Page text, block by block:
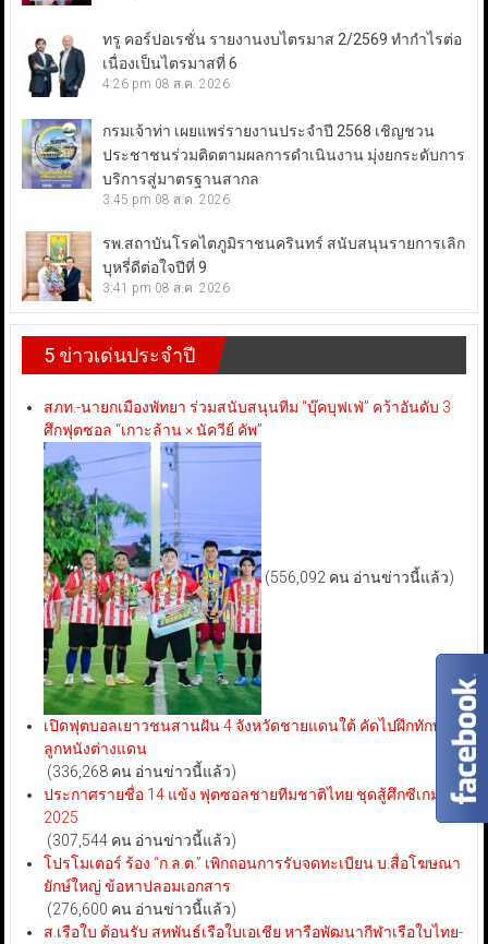
ทรู คอร์ปอเรชั่น รายงานงบไตรมาส 2/2569 ทำกำไรต่อ
เนื่องเป็นไตรมาสที่ 6
4:26 pm 08 ส.ค. 2026
กรมเจ้าท่า เผยแพร่รายงานประจำปี 2568 เชิญชวน
ประชาชนร่วมติดตามผลการดำเนินงาน มุ่งยกระดับการ
บริการสู่มาตรฐานสากล
3:45 pm 08 ส.ค. 2026
รพ.สถาบันโรคไตภูมิราชนครินทร์ สนับสนุนรายการเลิก
บุหรี่ดีต่อใจปีที่ 9
3:41 pm 08 ส.ค. 2026
5 ข่าวเด่นประจำปี
สภท.-นายกเมืองพัทยา ร่วมสนับสนุนทีม “บุ๊คบุฟเฟ่” คว้าอันดับ 3
ศึกฟุตซอล “เกาะล้าน × นัควีย์ คัพ”
(556,092 คน อ่านข่าวนี้แล้ว)
เปิดฟุตบอลเยาวชนสานฝัน 4 จังหวัดชายแดนใต้ คัดไปฝึกทักษะ
ลูกหนังต่างแดน
(336,268 คน อ่านข่าวนี้แล้ว)
ประกาศรายชื่อ 14 แข้ง ฟุตซอลชายทีมชาติไทย ชุดสู้ศึกซีเกมส์
2025
(307,544 คน อ่านข่าวนี้แล้ว)
โปรโมเตอร์ ร้อง “ก.ล.ต.” เพิกถอนการรับจดทะเบียน บ.สื่อโฆษณา
ยักษ์ใหญ่ ข้อหาปลอมเอกสาร
(276,600 คน อ่านข่าวนี้แล้ว)
ส.เรือใบ ต้อนรับ สหพันธ์เรือใบเอเชีย หารือพัฒนากีฬาเรือใบไทย-